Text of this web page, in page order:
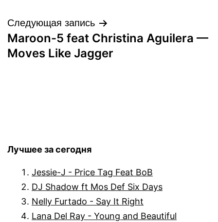
Следующая запись
Maroon-5 feat Christina Aguilera —
Moves Like Jagger
Лучшее за сегодня
Jessie-J - Price Tag Feat BoB
DJ Shadow ft Mos Def Six Days
Nelly Furtado - Say It Right
Lana Del Ray - Young and Beautiful